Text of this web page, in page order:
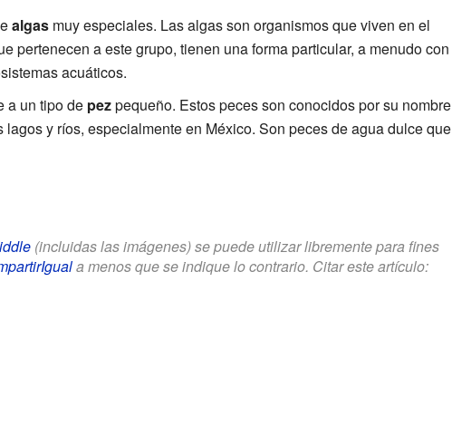
algasmuy especiales. Las algas son organismos que viven en el
pertenecen a este grupo, tienen una forma particular, a menudo con
acuáticos.
a un tipo de pezpequeño. Estos peces son conocidos por su nombre
y ríos, especialmente en México. Son peces de agua dulce que
(incluidas las imágenes) se puede utilizar libremente para fines
a menos que se indique lo contrario. Citar este artículo: